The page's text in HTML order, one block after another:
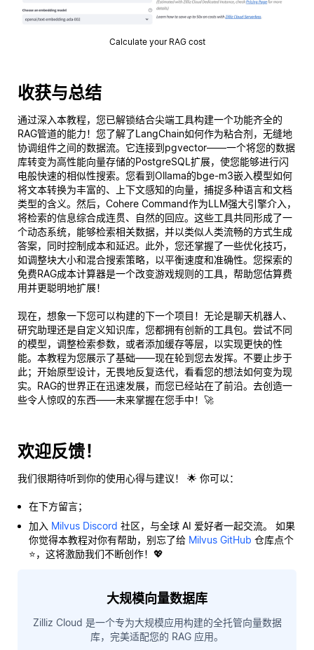
Calculate your RAG cost
收获与总结
通过深入本教程，您已解锁结合尖端工具构建一个功能齐全的
RAG管道的能力！您了解了LangChain如何作为粘合剂，无缝地
协调组件之间的数据流。它连接到pgvector——一个将您的数据
库转变为高性能向量存储的PostgreSQL扩展，使您能够进行闪
电般快速的相似性搜索。您看到Ollama的bge-m3嵌入模型如何
将文本转换为丰富的、上下文感知的向量，捕捉多种语言和文档
类型的含义。然后，Cohere Command作为LLM强大引擎介入，
将检索的信息综合成连贯、自然的回应。这些工具共同形成了一
个动态系统，能够检索相关数据，并以类似人类流畅的方式生成
答案，同时控制成本和延迟。此外，您还掌握了一些优化技巧，
如调整块大小和混合搜索策略，以平衡速度和准确性。您探索的
免费RAG成本计算器是一个改变游戏规则的工具，帮助您估算费
用并更聪明地扩展！
现在，想象一下您可以构建的下一个项目！无论是聊天机器人、
研究助理还是自定义知识库，您都拥有创新的工具包。尝试不同
的模型，调整检索参数，或者添加缓存等层，以实现更快的性
能。本教程为您展示了基础——现在轮到您去发挥。不要止步于
此；开始原型设计，无畏地反复迭代，看看您的想法如何变为现
实。RAG的世界正在迅速发展，而您已经站在了前沿。去创造一
些令人惊叹的东西——未来掌握在您手中！🚀
欢迎反馈！
我们很期待听到你的使用心得与建议！ 🌟 你可以：
在下方留言；
加入 Milvus Discord 社区，与全球 AI 爱好者一起交流。 如果
你觉得本教程对你有帮助，别忘了给 Milvus GitHub 仓库点个
⭐，这将激励我们不断创作！💖
大规模向量数据库
Zilliz Cloud 是一个专为大规模应用构建的全托管向量数据
库，完美适配您的 RAG 应用。